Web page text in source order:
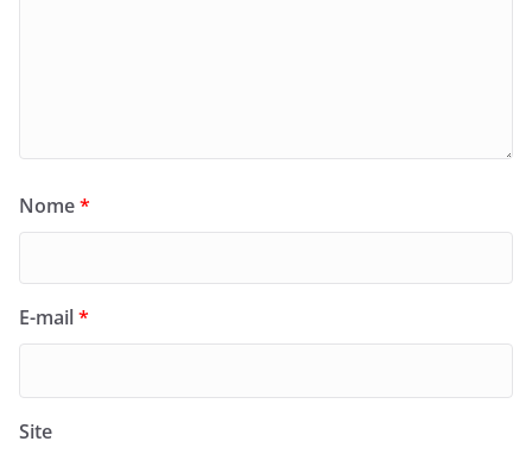
Nome*
E-mail*
Site